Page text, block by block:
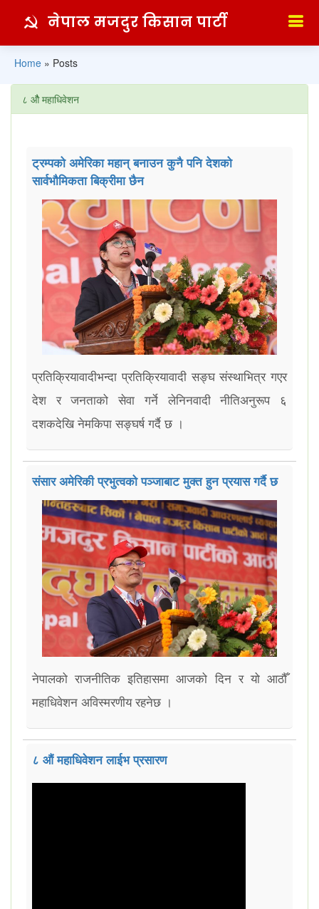
नेपाल मजदुर किसान पार्टी
Home » Posts
८ औै महाधिवेशन
ट्रम्पको अमेरिका महान् बनाउन कुनै पनि देशको
सार्वभौमिकता बिक्रीमा छैन
प्रतिक्रियावादीभन्दा प्रतिक्रियावादी सङ्घ संस्थाभित्र गएर
देश र जनताको सेवा गर्ने लेनिनवादी नीतिअनुरूप ६
दशकदेखि नेमकिपा सङ्घर्ष गर्दै छ ।
संसार अमेरिकी प्रभुत्वको पञ्जाबाट मुक्त हुन प्रयास गर्दै छ
नेपालको राजनीतिक इतिहासमा आजको दिन र यो आठौँ
महाधिवेशन अविस्मरणीय रहनेछ ।
८ औं महाधिवेशन लाईभ प्रसारण